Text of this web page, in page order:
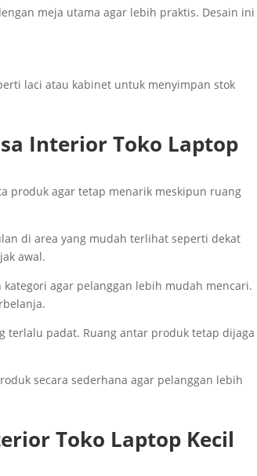
meja utama agar lebih praktis. Desain ini
laci atau kabinet untuk menyimpan stok
Interior Toko Laptop
produk agar tetap menarik meskipun ruang
di area yang mudah terlihat seperti dekat
awal.
agar pelanggan lebih mudah mencari.
terlalu padat. Ruang antar produk tetap dijaga
secara sederhana agar pelanggan lebih
Toko Laptop Kecil